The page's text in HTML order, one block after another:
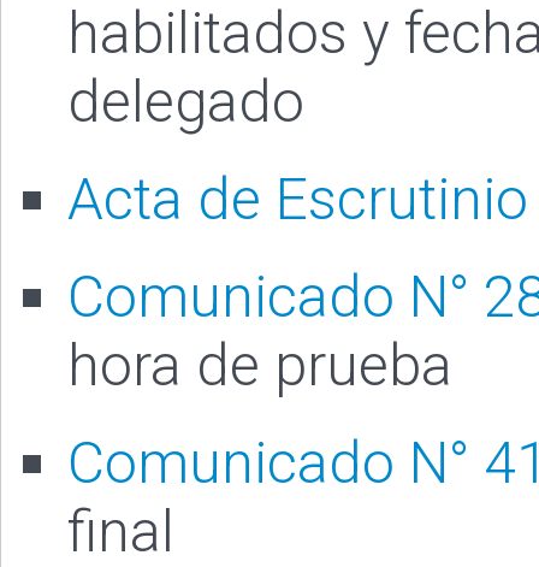
habilitados y
delegado
Acta de Escrutinio
Comunicado N°
hora de prueba
Comunicado N°
final